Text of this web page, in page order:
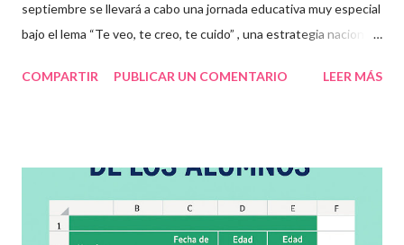
septiembre se llevará a cabo una jornada educativa muy especial
bajo el lema “Te veo, te creo, te cuido” , una estrategia nacional
infantil , y promover la convivencia escolar armónica . Desde el
actividades educativas que podrás aplicar fácilmente en tu
grupo, desde preescolar hasta sexto grado de primaria. 🧠
COMPARTIR PUBLICAR UN COMENTARIO LEER MÁS